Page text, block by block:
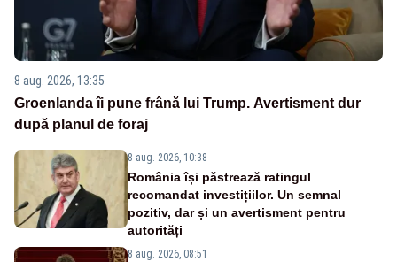
8 aug. 2026, 13:35
Groenlanda îi pune frână lui Trump. Avertisment dur
după planul de foraj
8 aug. 2026, 10:38
România își păstrează ratingul
recomandat investițiilor. Un semnal
pozitiv, dar și un avertisment pentru
autorități
8 aug. 2026, 08:51